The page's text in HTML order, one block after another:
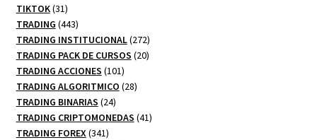
productos
TIKTOK 3131
productos
TRADING 443443
productos
TRADING INSTITUCIONAL 272272
productos
TRADING PACK DE CURSOS 2020
TRADING ACCIONES 101101
productos
TRADING ALGORITMICO 2828
TRADING BINARIAS 2424
productos
TRADING CRIPTOMONEDAS 4141
TRADING FOREX 341341